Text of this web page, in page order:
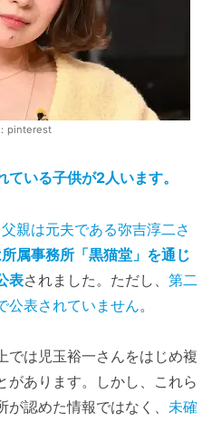
pinterest
いる子供が2人います。
親は元夫である弥吉淳二さ
属事務所「黒猫堂」を通じ
表されました。ただし、 第二
公表されていません。
では児玉裕一さんをはじめ複
があります。しかし、これら
認めた情報ではなく、 未確